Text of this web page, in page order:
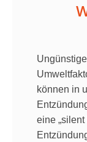
können in
eine